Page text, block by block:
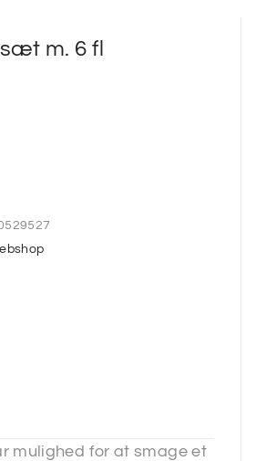
m. 6 fl
mulighed for at smage et